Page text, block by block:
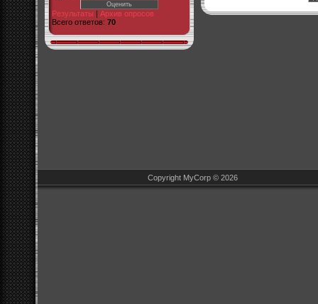
Результаты | Архив опросов
Всего ответов: 70
Copyright MyCorp © 2026